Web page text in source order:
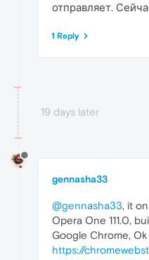
отправляет.
1 Reply
19 days later
gennasha33
@gennasha33, it
Opera One 111.0,
Google Chrome, Ok
https://